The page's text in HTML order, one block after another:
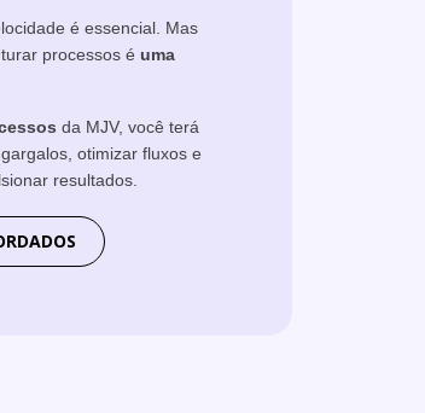
é essencial. Mas
processos é uma
da MJV, você terá
otimizar fluxos e
resultados.